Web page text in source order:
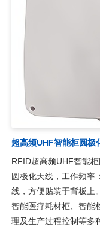
超高频UHF智能柜圆极
RFID超高频UHF智能
圆极化天线，工作频率
线，方便贴装于背板上
智能医疗耗材柜、智能
理及生产过程控制等多